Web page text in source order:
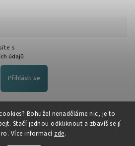
Bohužel nenaděláme nic, je to
Stačí jednou odkliknout a zbavíš se jí
Více informací zde.
s
údajů
Přihlásit se